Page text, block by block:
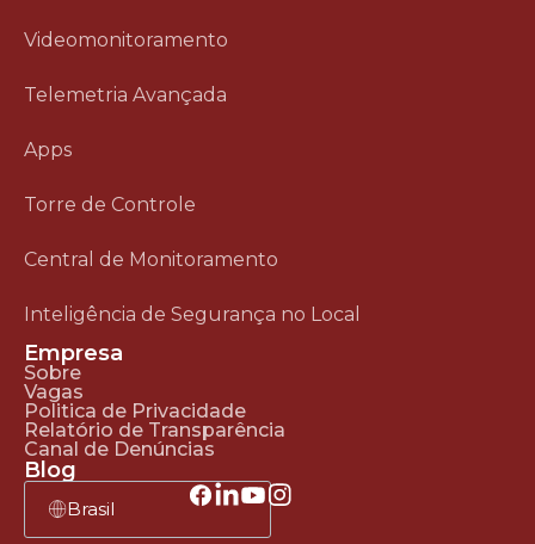
Videomonitoramento
Telemetria Avançada
Apps
Torre de Controle
Central de Monitoramento
Inteligência de Segurança no Local
Empresa
Sobre
Vagas
Politica de Privacidade
Relatório de Transparência
Canal de Denúncias
Blog
Brasil